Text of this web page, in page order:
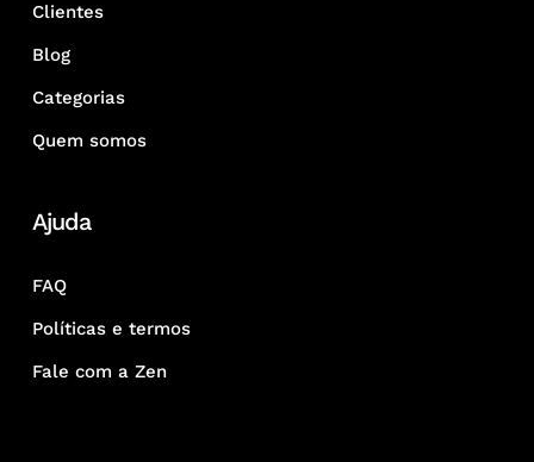
Clientes
Blog
Categorias
Quem somos
Ajuda
FAQ
Políticas e termos
Fale com a Zen